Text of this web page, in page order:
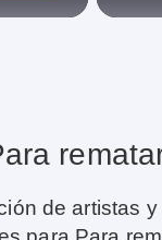
de artistas